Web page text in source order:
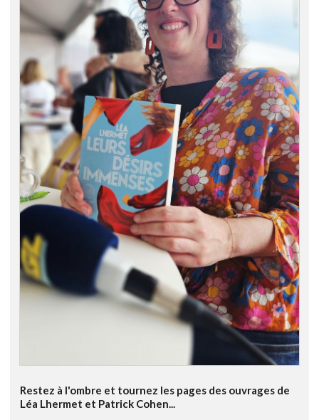
Restez à l'ombre et tournez les pages des ouvrages de
Léa Lhermet et Patrick Cohen...